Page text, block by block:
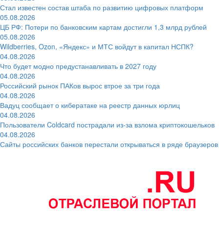
Стал известен состав штаба по развитию цифровых платформ
05.08.2026
ЦБ РФ: Потери по банковским картам достигли 1,3 млрд рублей
05.08.2026
Wildberries, Ozon, «Яндекс» и МТС войдут в капитал НСПК?
04.08.2026
Что будет модно предустанавливать в 2027 году
04.08.2026
Российский рынок ПАКов вырос втрое за три года
04.08.2026
Вадуц сообщает о кибератаке на реестр данных юрлиц
04.08.2026
Пользователи Coldcard пострадали из-за взлома криптокошельков
04.08.2026
Сайты российских банков перестали открываться в ряде браузеров